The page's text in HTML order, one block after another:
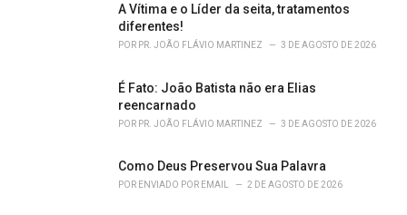
A Vítima e o Líder da seita, tratamentos
diferentes!
POR PR. JOÃO FLÁVIO MARTINEZ 3 DE AGOSTO DE 2026
É Fato: João Batista não era Elias
reencarnado
POR PR. JOÃO FLÁVIO MARTINEZ 3 DE AGOSTO DE 2026
Como Deus Preservou Sua Palavra
POR ENVIADO POR EMAIL 2 DE AGOSTO DE 2026